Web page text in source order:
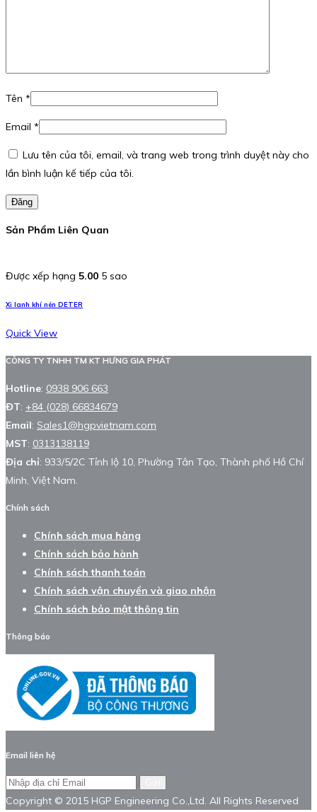
Tên *
Email *
Lưu tên của tôi, email, và trang web trong trình duyệt này cho
lần bình luận kế tiếp của tôi.
Đăng
Sản Phẩm Liên Quan
Được xếp hạng 5.00 5 sao
Xi lanh khí nén DETER
Quick View
CÔNG TY TNHH TM KT HƯNG GIA PHÁT
Hotline: 0938 906 663
ĐT: +84 (028) 66834679
Email: Sales1@hgpvietnam.com
MST: 0313138119
Địa chỉ: 933/5/2C Tỉnh lộ 10, Phường Tân Tạo, Thành phố Hồ Chí
Minh, Việt Nam.
Chính sách
Chính sách mua hàng
Chính sách bảo hành
Chính sách thanh toán
Chính sách vận chuyển và giao nhận
Chính sách bảo mật thông tin
Thông báo
Email liên hệ
Copyright © 2015 HGP Engineering Co.,Ltd. All Rights Reserved